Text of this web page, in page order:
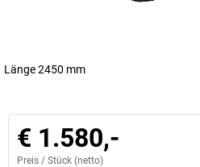
Länge 2450 mm
€ 1.580,-
Preis / Stück (netto)